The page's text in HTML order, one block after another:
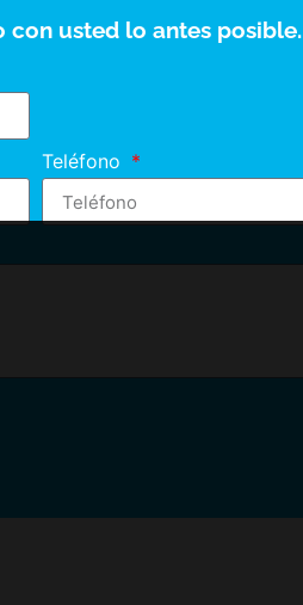
con usted lo antes posible.
Teléfono